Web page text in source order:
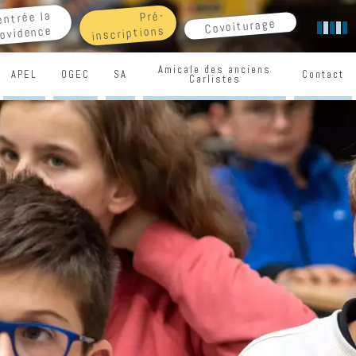
APEL OGEC SA Amicale des anciens
Carlistes Contact
la Pré-
inscriptions Covoiturage